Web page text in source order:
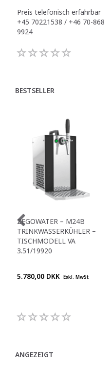
Preis telefonisch erfahrbar
+45 70221538 / +46 70-868
9924
BESTSELLER
ZEGOWATER – M24B
TRINKWASSERKÜHLER –
TISCHMODELL VA
3.51/19920
5.780,00 DKK Exkl. MwSt
ANGEZEIGT